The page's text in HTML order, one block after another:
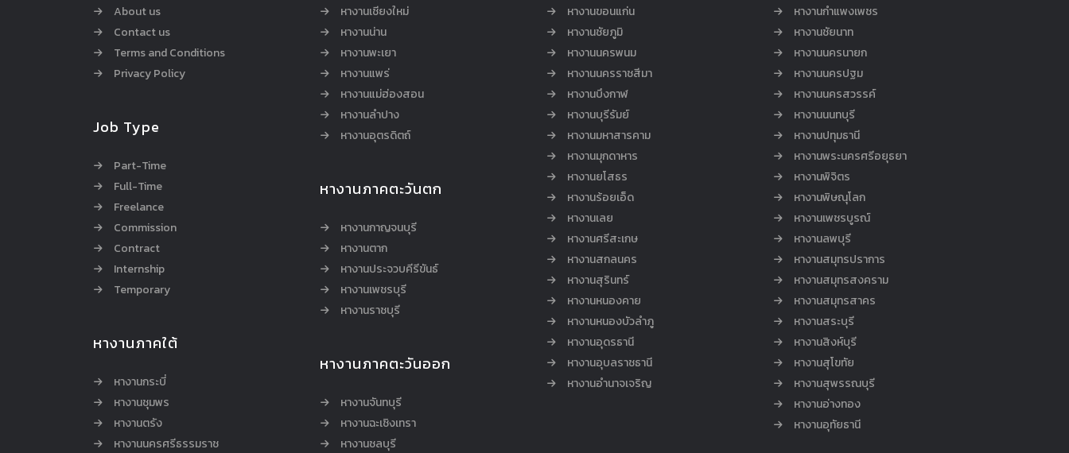
About us
Contact us
Terms and Conditions
Privacy Policy
Job Type
Part-Time
Full-Time
Freelance
Commission
Contract
Internship
Temporary
หางานภาคใต้
หางานกระบี่
หางานชุมพร
หางานตรัง
หางานนครศรีธรรมราช
หางานเชียงใหม่
หางานน่าน
หางานพะเยา
หางานแพร่
หางานแม่ฮ่องสอน
หางานลำปาง
หางานอุตรดิตถ์
หางานภาคตะวันตก
หางานกาญจนบุรี
หางานตาก
หางานประจวบคีรีขันธ์
หางานเพชรบุรี
หางานราชบุรี
หางานภาคตะวันออก
หางานจันทบุรี
หางานฉะเชิงเทรา
หางานชลบุรี
หางานขอนแก่น
หางานชัยภูมิ
หางานนครพนม
หางานนครราชสีมา
หางานบึงกาฬ
หางานบุรีรัมย์
หางานมหาสารคาม
หางานมุกดาหาร
หางานยโสธร
หางานร้อยเอ็ด
หางานเลย
หางานศรีสะเกษ
หางานสกลนคร
หางานสุรินทร์
หางานหนองคาย
หางานหนองบัวลำภู
หางานอุดรธานี
หางานอุบลราชธานี
หางานอำนาจเจริญ
หางานกำแพงเพชร
หางานชัยนาท
หางานนครนายก
หางานนครปฐม
หางานนครสวรรค์
หางานนนทบุรี
หางานปทุมธานี
หางานพระนครศรีอยุธยา
หางานพิจิตร
หางานพิษณุโลก
หางานเพชรบูรณ์
หางานลพบุรี
หางานสมุทรปราการ
หางานสมุทรสงคราม
หางานสมุทรสาคร
หางานสระบุรี
หางานสิงห์บุรี
หางานสุโขทัย
หางานสุพรรณบุรี
หางานอ่างทอง
หางานอุทัยธานี